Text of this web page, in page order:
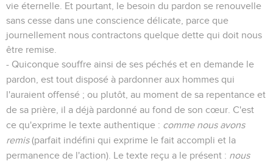
vie éternelle. Et pourtant, le besoin du pardon se renouvelle
sans cesse dans une conscience délicate, parce que
journellement nous contractons quelque dette qui doit nous
être remise.
- Quiconque souffre ainsi de ses péchés et en demande le
pardon, est tout disposé à pardonner aux hommes qui
l'auraient offensé ; ou plutôt, au moment de sa repentance et
de sa prière, il a déjà pardonné au fond de son cœur. C'est
ce qu'exprime le texte authentique : comme nous avons
remis(parfait indéfini qui exprime le fait accompli et la
permanence de l'action). Le texte reçu a le présent : nous